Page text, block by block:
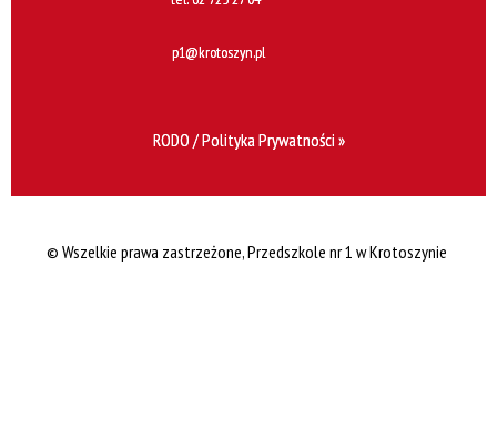
p1@krotoszyn.pl
RODO / Polityka Prywatności »
© Wszelkie prawa zastrzeżone, Przedszkole nr 1 w Krotoszynie